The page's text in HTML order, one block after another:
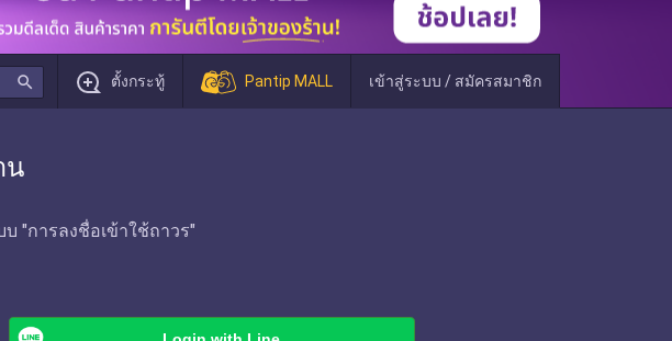
search ตั้งกระทู้ Pantip MALL เข้าสู่ระบบ / สมัครสมาชิก
น
"การลงชื่อเข้าใช้ถาวร"